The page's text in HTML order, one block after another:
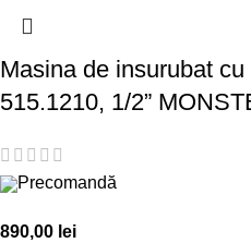
Masina de insurubat
515.1210, 1/2”
Precomandă
890,00 lei